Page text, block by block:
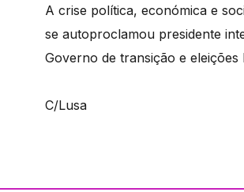
A crise política, económica e
se autoproclamou presidente
Governo de transição e
C/Lusa